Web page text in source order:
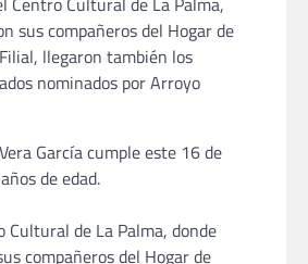
sus compañeros del Hogar de
llegaron también los
nominados por Arroyo
García cumple este 16 de
de edad.
Cultural de La Palma, donde
compañeros del Hogar de